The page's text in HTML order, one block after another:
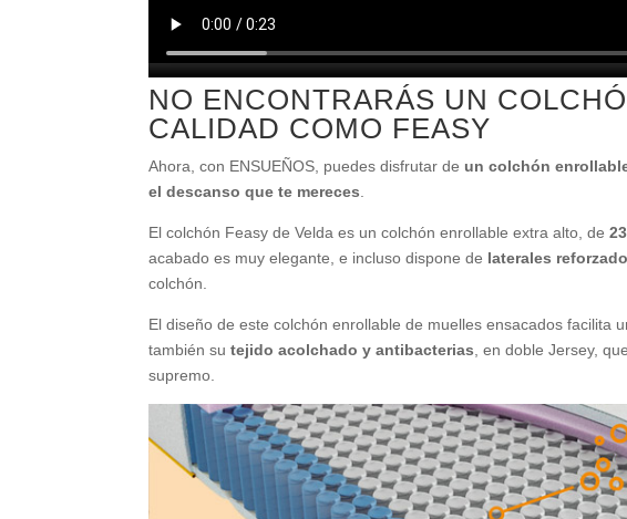
NO ENCONTRARÁS UN
CALIDAD COMO FEASY
Ahora, con ENSUEÑOS, puedes disfrutar de un colchón
el descanso que te mereces
El colchón Feasy de Velda es un colchón enrollable extra alto, de
acabado es muy elegante, e incluso dispone de laterales
colchón.
El diseño de este colchón enrollable de muelles ensacados facilita
también sutejido acolchado y antibacterias , en doble Jersey,
supremo.